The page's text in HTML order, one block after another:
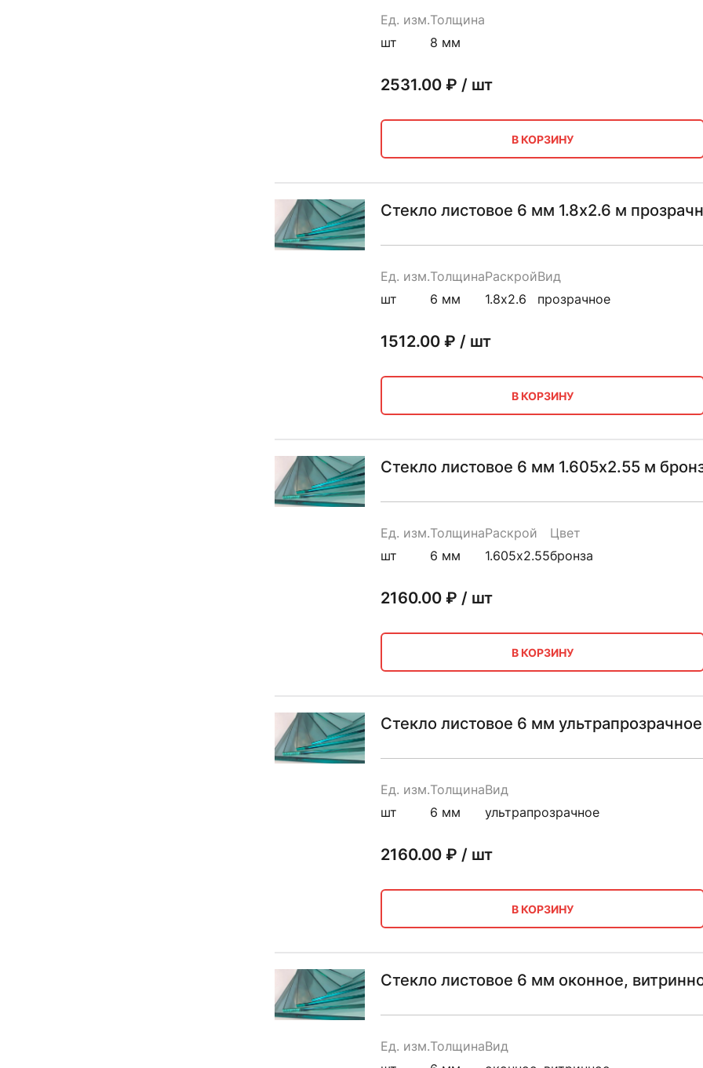
Ед. изм.
шт
Толщина
8 мм
2531.00₽ / шт
В КОРЗИНУ
Стекло листовое 6 мм 1.8х2.6 м
Ед. изм.
шт
Толщина
6 мм
Раскрой
1.8х2.6
Вид
прозрачное
1512.00₽ / шт
В КОРЗИНУ
Стекло листовое 6 мм 1.605х2.55 м
Ед. изм.
шт
Толщина
6 мм
Раскрой
1.605х2.55
Цвет
бронза
2160.00₽ / шт
В КОРЗИНУ
Стекло листовое 6 мм ультрапрозрачное
Ед. изм.
шт
Толщина
6 мм
Вид
ультрапрозрачное
2160.00₽ / шт
В КОРЗИНУ
Стекло листовое 6 мм оконное,
Ед. изм.ТолщинаВид